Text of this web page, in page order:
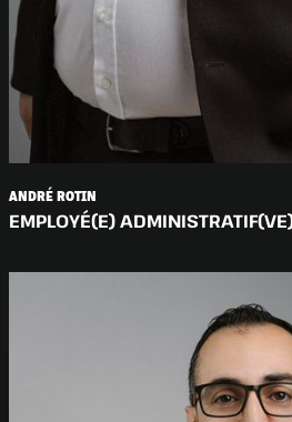
ANDRÉ ROTIN
EMPLOYÉ(E)